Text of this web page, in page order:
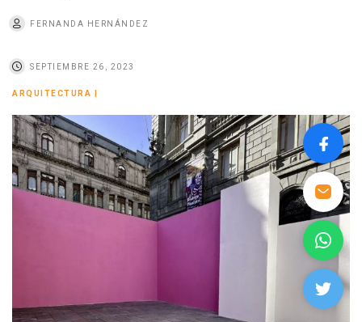
FERNANDA HERNÁNDEZ
SEPTIEMBRE 26, 2023
ARQUITECTURA